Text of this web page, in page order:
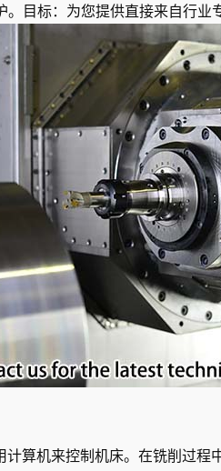
目标：为您提供直接来自行业
计算机来控制机床。在铣削过程